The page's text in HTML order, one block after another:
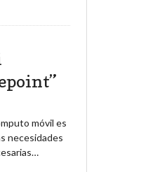
móvil es
necesidades